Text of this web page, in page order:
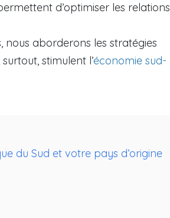
d’optimiser les relations
nous aborderons les stratégies
stimulent l’économie sud-
du Sud et votre pays d’origine